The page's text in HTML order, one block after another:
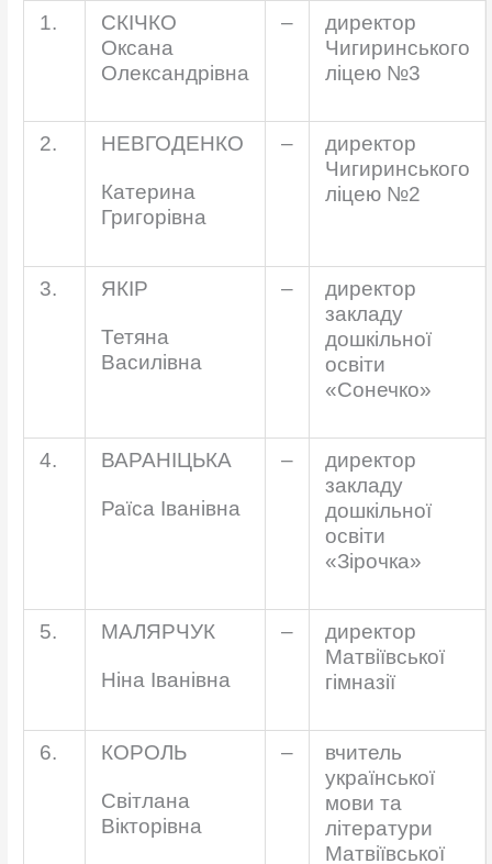
1.
СКІЧКО
Оксана
Олександрівна
–
директор
Чигиринського
ліцею №3
2. НЕВГОДЕНКО
Катерина
Григорівна
–
директор
Чигиринського
ліцею №2
3. ЯКІР
Тетяна
Василівна
–
директор
закладу
дошкільної
освіти
«Сонечко»
4. ВАРАНІЦЬКА
Раїса Іванівна
–
директор
закладу
дошкільної
освіти
«Зірочка»
5. МАЛЯРЧУК
Ніна Іванівна
–
директор
Матвіївської
гімназії
6. КОРОЛЬ
Світлана
Вікторівна
–
вчитель
української
мови та
літератури
Матвіївської